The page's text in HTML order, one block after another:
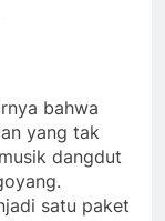
bahwa
yang tak
dangdut
satu paket